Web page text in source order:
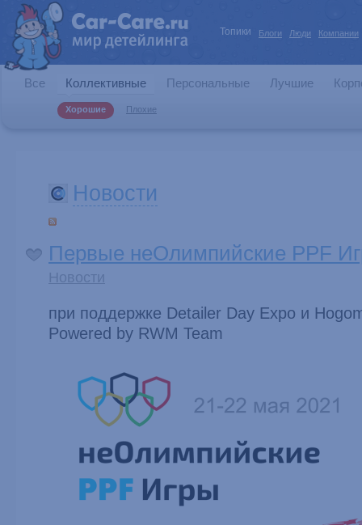
Топики Блоги Люди Компании
Все Коллективные
Хорошие Плохие
Персональные Лучшие
Новости
Первые неОлимпийские PPF
Новости
при поддержке Detailer Day Expo и
Powered by RWM Team